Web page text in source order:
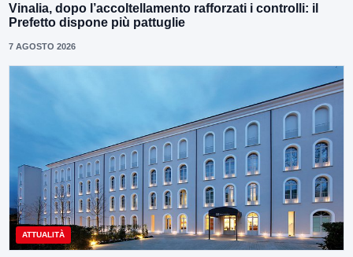
Vinalia, dopo l’accoltellamento rafforzati i controlli: il
Prefetto dispone più pattuglie
7 AGOSTO 2026
ATTUALITÀ